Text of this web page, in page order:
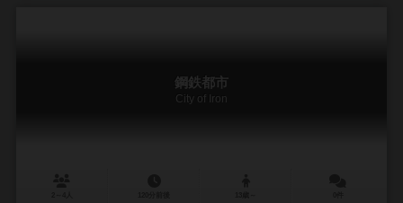
鋼鉄都市
City of Iron